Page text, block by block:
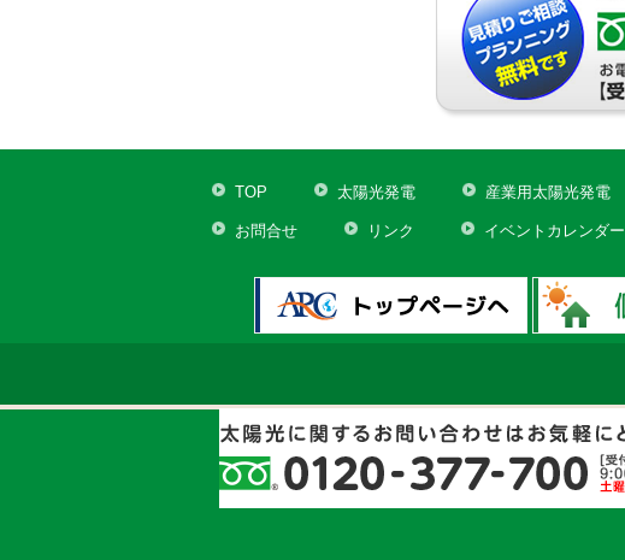
TOP 太陽光発電 産業用太陽光発電
お問合せ リンク イベントカレンダー